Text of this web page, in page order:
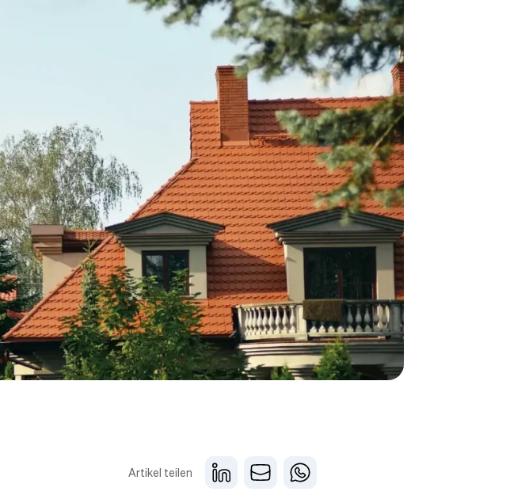
Artikel teilen